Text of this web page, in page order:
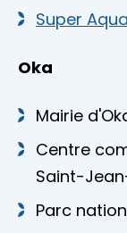
Super
Oka
Mairie
Centre
Saint-
Parc